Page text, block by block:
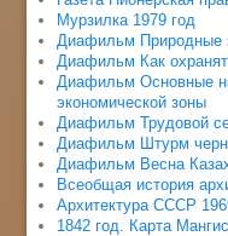
Мурзилка 1979 год
Диафильм Природные
Диафильм Как
Диафильм Основные
экономической зоны
Диафильм Трудовой
Диафильм Штурм
Диафильм Весна
Всеобщая история
Архитектура СССР
1842 год. Карта